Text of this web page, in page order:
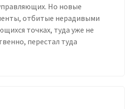
Но новые
отбитые нерадивыми
точках, туда уже не
перестал туда